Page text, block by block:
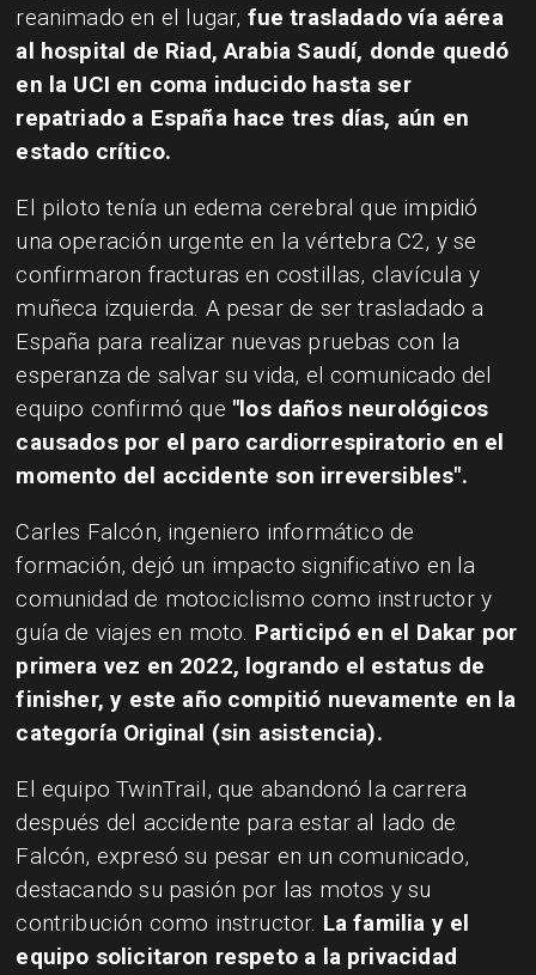
reanimado en el lugar, fue trasladado vía aérea
al hospital de Riad, Arabia Saudí, donde quedó
en la UCI en coma inducido hasta ser
repatriado a España hace tres días, aún en
estado crítico.
El piloto tenía un edema cerebral que impidió
una operación urgente en la vértebra C2, y se
confirmaron fracturas en costillas, clavícula y
muñeca izquierda. A pesar de ser trasladado a
España para realizar nuevas pruebas con la
esperanza de salvar su vida, el comunicado del
equipo confirmó que "los daños neurológicos
causados por el paro cardiorrespiratorio en el
momento del accidente son irreversibles".
Carles Falcón, ingeniero informático de
formación, dejó un impacto significativo en la
comunidad de motociclismo como instructor y
guía de viajes en moto. Participó en el Dakar por
primera vez en 2022, logrando el estatus de
finisher, y este año compitió nuevamente en la
categoría Original (sin asistencia).
El equipo TwinTrail, que abandonó la carrera
después del accidente para estar al lado de
Falcón, expresó su pesar en un comunicado,
destacando su pasión por las motos y su
contribución como instructor. La familia y el
equipo solicitaron respeto a la privacidad